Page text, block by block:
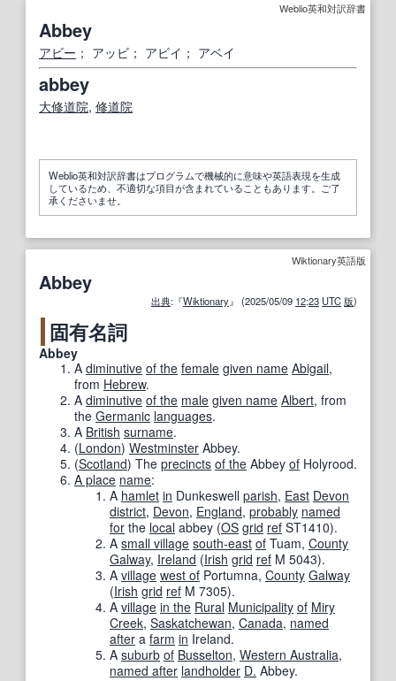
Weblio英和対訳辞書
Abbey
アビー ； アッビ； アビイ； アベイ
abbey
大修道院, 修道院
Weblio英和対訳辞書はプログラムで機械的に意味や英語表現を生成
しているため、不適切な項目が含まれていることもあります。ご了
承くださいませ。
Wiktionary英語版
Abbey
出典:『Wiktionary』 (2025/05/09 12:23 UTC 版)
固有名詞
Abbey
A diminutive of the female given name Abigail,
from Hebrew.
A diminutive of the male given name Albert, from
the Germanic languages.
A British surname.
(London) Westminster Abbey.
(Scotland) The precincts of the Abbey of Holyrood.
A place name:
A hamlet in Dunkeswell parish, East Devon
district, Devon, England, probably named
for the local abbey (OS grid ref ST1410).
A small village south-east of Tuam, County
Galway, Ireland (Irish grid ref M 5043).
A village west of Portumna, County Galway
(Irish grid ref M 7305).
A village in the Rural Municipality of Miry
Creek, Saskatchewan, Canada, named
after a farm in Ireland.
A suburb of Busselton, Western Australia,
named after landholder D. Abbey.